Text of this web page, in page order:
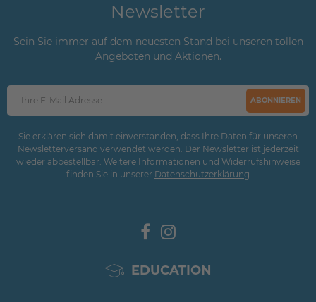
Newsletter
Sein Sie immer auf dem neuesten Stand bei unseren tollen
Angeboten und Aktionen.
ABONNIEREN
Sie erklären sich damit einverstanden, dass Ihre Daten für unseren
Newsletterversand verwendet werden. Der Newsletter ist jederzeit
wieder abbestellbar. Weitere Informationen und Widerrufshinweise
finden Sie in unserer Daten­schutz­erklärung
EDUCATION